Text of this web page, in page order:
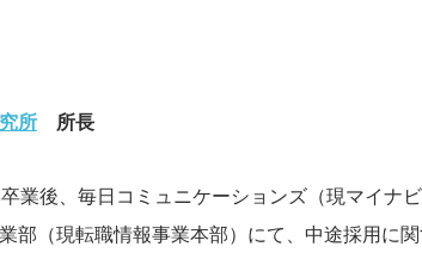
所所長
業後、毎日コミュニケーションズ（現マイナビ
部（現転職情報事業本部）にて、中途採用に